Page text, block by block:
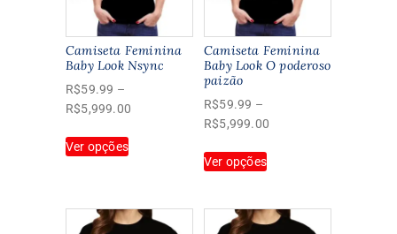
Camiseta Feminina
Baby Look Nsync
R$59.99 –
R$5,999.00
Ver opçõesproduto
variantes.
Camiseta Feminina
Baby Look O poderoso
paizão
R$59.99 –
R$5,999.00
R$5,999.00
Ver opçõesproduto
várias
variantes.